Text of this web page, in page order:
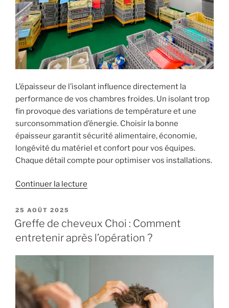
L’épaisseur de l’isolant influence directement la
performance de vos chambres froides. Un isolant trop
fin provoque des variations de température et une
surconsommation d’énergie. Choisir la bonne
épaisseur garantit sécurité alimentaire, économie,
longévité du matériel et confort pour vos équipes.
Chaque détail compte pour optimiser vos installations.
Continuer la lecture
de
l’isolant
cruciale
chambres
PUBLIÉ
LE
25 AOÛT 2025
Greffe de cheveux Choi : Comment
entretenir après l’opération ?